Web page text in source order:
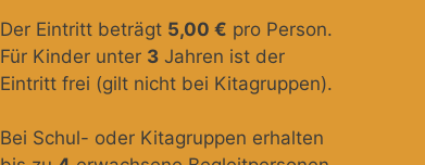
Der Eintritt beträgt 5,00 € pro Person.
Für Kinder unter 3 Jahren ist der
Eintritt frei (gilt nicht bei Kitagruppen).
Bei Schul- oder Kitagruppen erhalten